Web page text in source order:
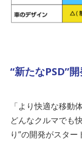
“新たなPSD”
「より快適な移動
どんなクルマでも
り”の開発がスター